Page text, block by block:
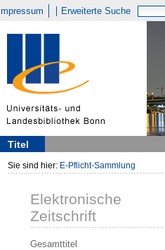
Impressum Erweiterte Suche
Titel
Sie sind hier: E-Pflicht-Sammlung
Elektronische
Zeitschrift
Gesamttitel